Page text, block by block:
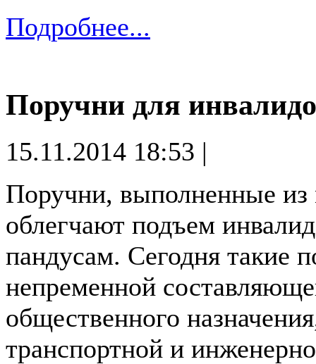
Подробнее...
Поручни для
15.11.2014 18:53 |
Поручни, выполненные из
облегчают подъем
пандусам. Сегодня такие
непременной
общественного
транспортной и